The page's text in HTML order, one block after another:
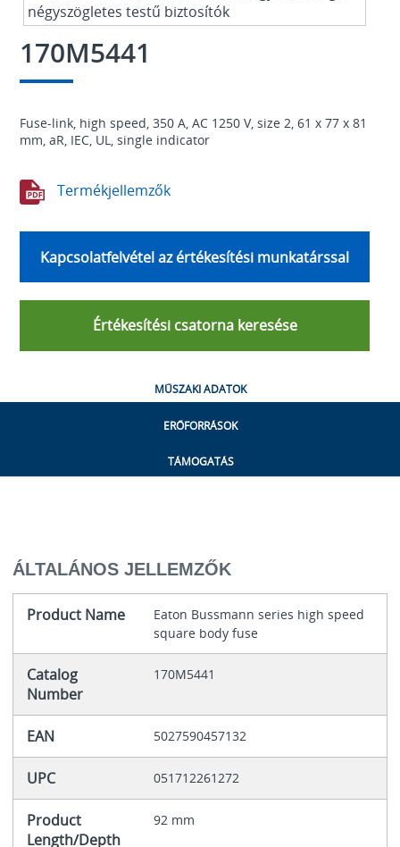
170M5441
Fuse-link, high speed, 350 A, AC 1250 V, size 2, 61 x 77 x 81
mm, aR, IEC, UL, single indicator
Termékjellemzők
Kapcsolatfelvétel az értékesítési munkatárssal
Értékesítési csatorna keresése
MŰSZAKI ADATOK
ERŐFORRÁSOK
TÁMOGATÁS
ÁLTALÁNOS JELLEMZŐK
Product Name
Eaton Bussmann series high speed
square body fuse
Catalog
Number
170M5441
EAN 5027590457132
UPC 051712261272
Product
Length/Depth
92 mm